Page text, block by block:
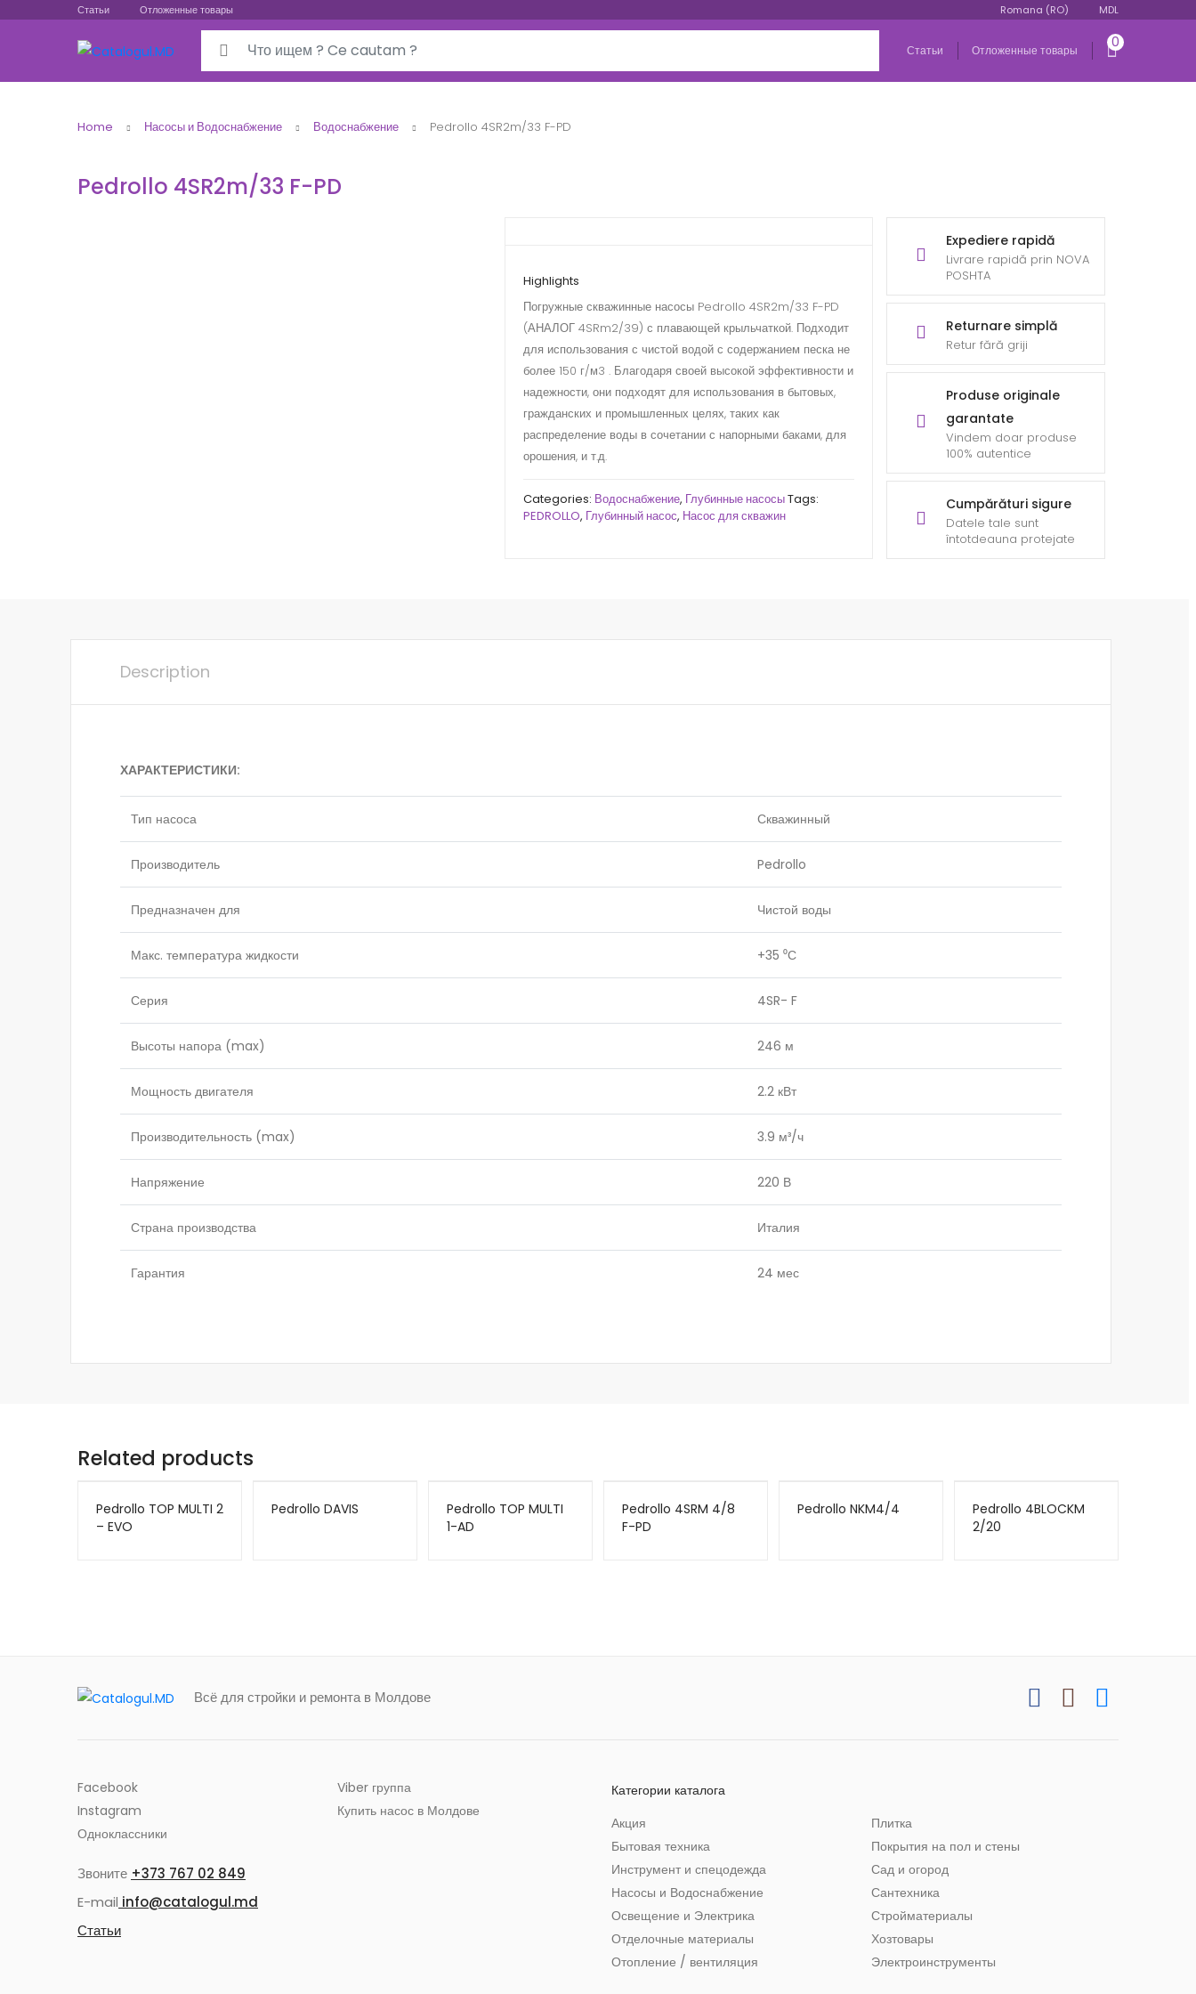
Статьи Отложенные товары Romana (RO) MDL
Search for:
Статьи Отложенные товары 0
Home Насосы и Водоснабжение Водоснабжение Pedrollo 4SR2m/33 F-PD
Pedrollo 4SR2m/33 F-PD
Expediere rapidă
Livrare rapidă prin NOVA
POSHTA
Returnare simplă
Retur fără griji
Produse originale
garantate
Vindem doar produse
100% autentice
Cumpărături sigure
Datele tale sunt
întotdeauna protejate
Highlights
Погружные скважинные насосы Pedrollo 4SR2m/33 F-PD
(АНАЛОГ 4SRm2/39) с плавающей крыльчаткой. Подходит
для использования с чистой водой с содержанием песка не
более 150 г/м3 . Благодаря своей высокой эффективности и
надежности, они подходят для использования в бытовых,
гражданских и промышленных целях, таких как
распределение воды в сочетании с напорными баками, для
орошения, и т.д.
Categories: Водоснабжение, Глубинные насосыTags:
PEDROLLO, Глубинный насос, Насос для скважин
Description
ХАРАКТЕРИСТИКИ:
Тип насоса Скважинный
Производитель Pedrollo
Предназначен для Чистой воды
Макс. температура жидкости +35 ⁰С
Серия 4SR- F
Высоты напора (max) 246 м
Мощность двигателя 2.2 кВт
Производительность (max) 3.9 м³/ч
Напряжение 220 В
Страна производства Италия
Гарантия 24 мес
Related products
Pedrollo TOP MULTI 2
– EVO
Pedrollo DAVIS
Pedrollo TOP MULTI
1-AD
Pedrollo 4SRM 4/8
F-PD
Pedrollo NKM4/4
Pedrollo 4BLOCKM
2/20
Всё для стройки и ремонта в Молдове
Facebook
Instagram
Одноклассники
Viber группа
Купить насос в Молдове
Звоните +373 767 02 849
E-mail info@catalogul.md
Статьи
Категории каталога
Акция
Бытовая техника
Инструмент и спецодежда
Насосы и Водоснабжение
Освещение и Электрика
Отделочные материалы
Отопление / вентиляция
Плитка
Покрытия на пол и стены
Сад и огород
Сантехника
Стройматериалы
Хозтовары
Электроинструменты